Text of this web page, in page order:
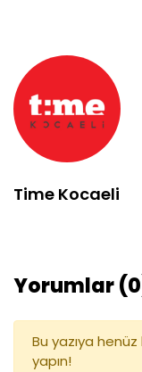
Time Kocaeli
Yorumlar
Bu yazıya
yapın!